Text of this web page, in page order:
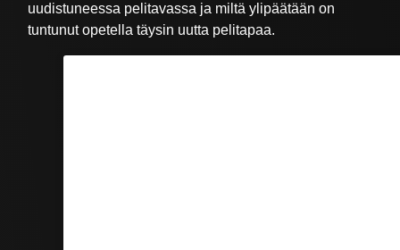
uudistuneessa pelitavassa ja miltä ylipäätään on
tuntunut opetella täysin uutta pelitapaa.